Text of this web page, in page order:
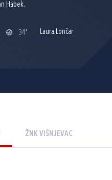
Habek.
34' Laura Lončar
ŽNK VIŠNJEVAC